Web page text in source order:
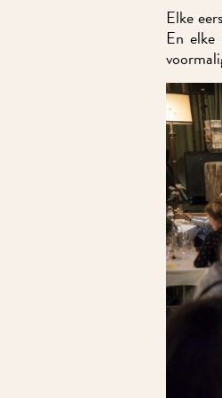
Elke
En elke